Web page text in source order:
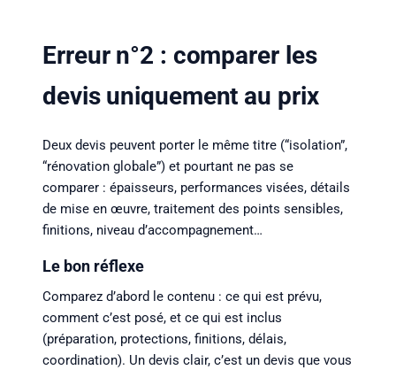
Erreur n°2 : comparer les
devis uniquement au prix
Deux devis peuvent porter le même titre (“isolation”,
“rénovation globale”) et pourtant ne pas se
comparer : épaisseurs, performances visées, détails
de mise en œuvre, traitement des points sensibles,
finitions, niveau d’accompagnement…
Le bon réflexe
Comparez d’abord le contenu : ce qui est prévu,
comment c’est posé, et ce qui est inclus
(préparation, protections, finitions, délais,
coordination). Un devis clair, c’est un devis que vous